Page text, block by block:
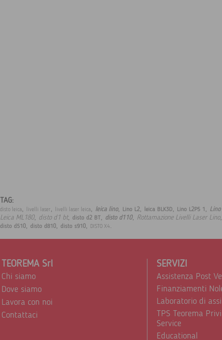
TAG:
disto leica, livelli laser, livelli laser leica, leica lino, Lino L2, leica BLK3D, Lino L2P5 1 , Lino
Leica ML180, disto d1 bt, disto d2 BT, disto d110, Rottamazione Livelli Laser Lino
disto d510, disto d810, disto s910, DISTO X4.
TEOREMA Srl
Chi siamo
Dove siamo
Lavora con noi
Contattaci
SERVIZI
Assistenza Post
Finanziamenti
Laboratorio di
TPS Teorema
Service
Educational